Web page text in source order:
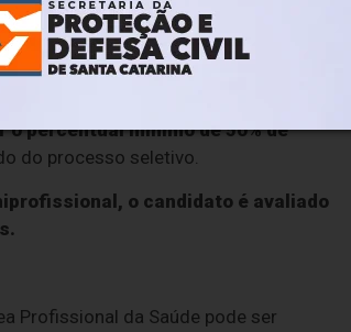
máximo de 100 pontos.
de Programas de Residência com
percentual mínimo de 50% de
do processo seletivo.
o candidato é avaliado
Profissional da Saúde pode ser